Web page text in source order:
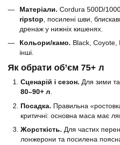
Матеріали. Cordura 500D/
ripstop , посилені шви,
дренаж у нижніх кишенях.
Кольори/камо. Black, Coyote,
інші.
Як обрати об’єм 75+ л
Сценарій і сезон. Для зими
80–90+ л.
Посадка. Правильна
критичні: основна маса має
Жорсткість. Для частих
лонжерони та посилена